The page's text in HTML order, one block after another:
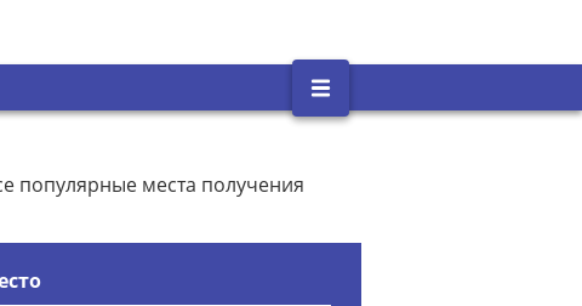
популярные места получения